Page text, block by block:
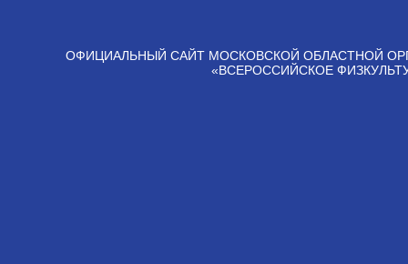
ОФИЦИАЛЬНЫЙ САЙТ МОСКОВСКОЙ ОБЛАСТНОЙ
«ВСЕРОССИЙСКОЕ